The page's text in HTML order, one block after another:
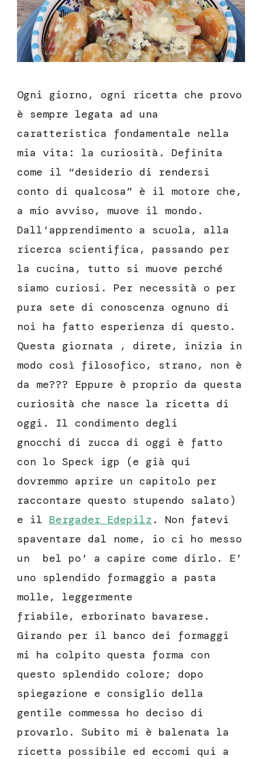
Ogni giorno, ogni ricetta che provo
è sempre legata ad una
caratteristica fondamentale nella
mia vita: la curiosità. Definita
come il “desiderio di rendersi
conto di qualcosa” è il motore che,
a mio avviso, muove il mondo.
Dall’apprendimento a scuola, alla
ricerca scientifica, passando per
la cucina, tutto si muove perché
siamo curiosi. Per necessità o per
pura sete di conoscenza ognuno di
noi ha fatto esperienza di questo.
Questa giornata , direte, inizia in
modo così filosofico, strano, non è
da me??? Eppure è proprio da questa
curiosità che nasce la ricetta di
oggi. Il condimento degli
gnocchi di zucca di oggi è fatto
con lo Speck igp (e già qui
dovremmo aprire un capitolo per
raccontare questo stupendo salato)
e il Bergader Edepilz . Non fatevi
spaventare dal nome, io ci ho messo
un bel po’ a capire come dirlo. E’
uno splendido formaggio a pasta
molle, leggermente
friabile, erborinato bavarese.
Girando per il banco dei formaggi
mi ha colpito questa forma con
questo splendido colore; dopo
spiegazione e consiglio della
gentile commessa ho deciso di
provarlo. Subito mi è balenata la
ricetta possibile ed eccomi qui a